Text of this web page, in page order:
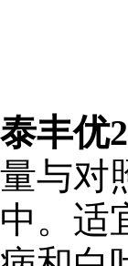
泰丰优
量与对
中。适